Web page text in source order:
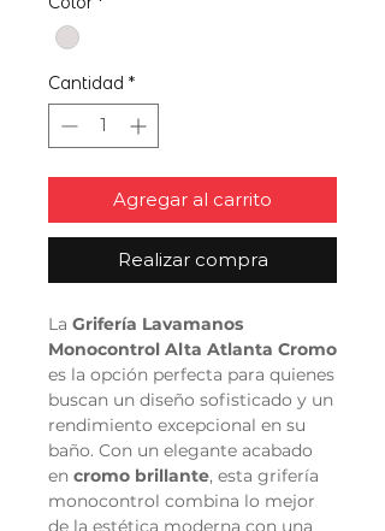
Cantidad *
Agregar al carrito
Realizar compra
La Grifería Lavamanos
Monocontrol Alta Atlanta Cromo
es la opción perfecta para quienes
buscan un diseño sofisticado y un
rendimiento excepcional en su
baño. Con un elegante acabado
en cromo brillante, esta grifería
monocontrol combina lo mejor
de la estética moderna con una